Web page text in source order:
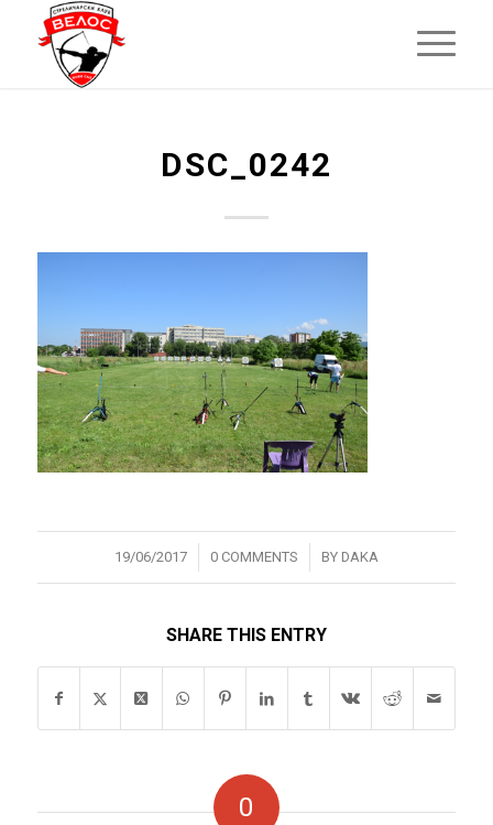
DSC_0242
19/06/2017
/ 0 COMMENTS
/ BY DAKA
SHARE THIS ENTRY
0